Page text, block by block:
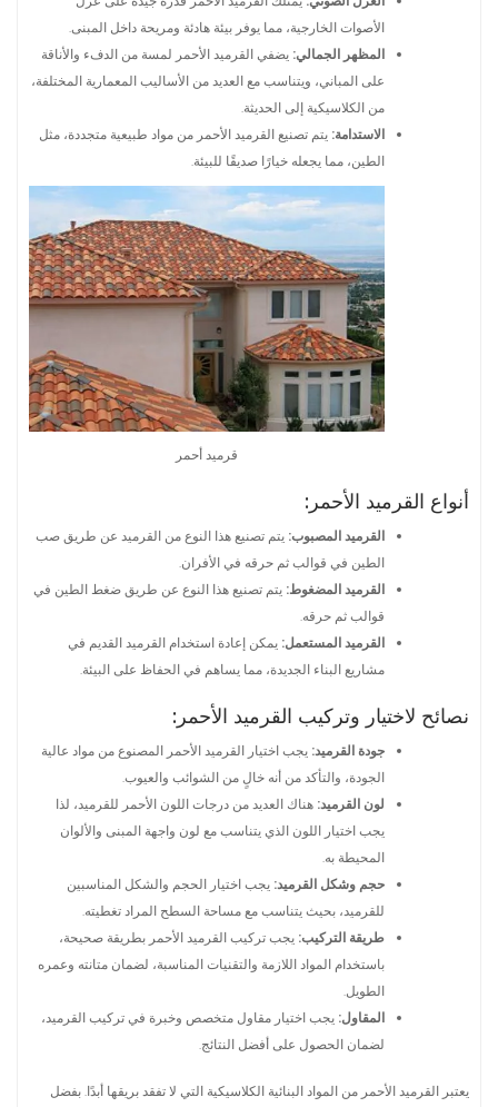
الأصوات الخارجية، مما يوفر بيئة هادئة ومريحة داخل المبنى.
المظهر الجمالي: يضفي القرميد الأحمر لمسة من الدفء والأناقة
على المباني، ويتناسب مع العديد من الأساليب المعمارية المختلفة،
من الكلاسيكية إلى الحديثة.
الاستدامة: يتم تصنيع القرميد الأحمر من مواد طبيعية متجددة، مثل
الطين، مما يجعله خيارًا صديقًا للبيئة.
قرميد أحمر
أنواع القرميد الأحمر:
القرميد المصبوب: يتم تصنيع هذا النوع من القرميد عن طريق صب
الطين في قوالب ثم حرقه في الأفران.
القرميد المضغوط: يتم تصنيع هذا النوع عن طريق ضغط الطين في
قوالب ثم حرقه.
القرميد المستعمل: يمكن إعادة استخدام القرميد القديم في
مشاريع البناء الجديدة، مما يساهم في الحفاظ على البيئة.
نصائح لاختيار وتركيب القرميد الأحمر:
جودة القرميد: يجب اختيار القرميد الأحمر المصنوع من مواد عالية
الجودة، والتأكد من أنه خالٍ من الشوائب والعيوب.
لون القرميد: هناك العديد من درجات اللون الأحمر للقرميد، لذا
يجب اختيار اللون الذي يتناسب مع لون واجهة المبنى والألوان
المحيطة به.
حجم وشكل القرميد: يجب اختيار الحجم والشكل المناسبين
للقرميد، بحيث يتناسب مع مساحة السطح المراد تغطيته.
طريقة التركيب: يجب تركيب القرميد الأحمر بطريقة صحيحة،
باستخدام المواد اللازمة والتقنيات المناسبة، لضمان متانته وعمره
الطويل.
المقاول: يجب اختيار مقاول متخصص وخبرة في تركيب القرميد،
لضمان الحصول على أفضل النتائج.
يعتبر القرميد الأحمر من المواد البنائية الكلاسيكية التي لا تفقد بريقها أبدًا. بفضل